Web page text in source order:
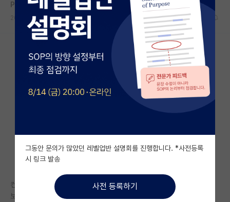
연구실&오픈랩
커뮤니티
커뮤니티 홈
전체글보기
베스트 게시판
자유 게시판(아무개랩)
미국 유학 게시판
미국 대학원 합격 후기 게시판
대학원생 모집 게시판
Pliny the Elder
2020.07.26 1 9133
컨택 후 지원해서 합격했는데 포기하고 다른 곳 가면 교수님이 정말 안좋게
보시겠죠..? 이게 지원하는 시기 자체가 너무 달라서 정말 미치겠어요 ㅠㅠ
그동안 문의가 많았던 레벨업반 설명회를 진행합니다. *사전등록
시 링크 발송
사전 등록하기